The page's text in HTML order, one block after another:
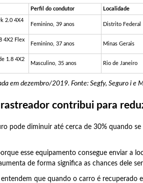
Perfil do condutor Localidade
2.0 4X4
Feminino, 39 anos Distrito Federal
4X2 Flex
Feminino, 37 anos Minas Gerais
1.8 4X2
Masculino, 35 anos Rio de Janeiro
em dezembro/2019. Fonte: Segfy, Seguro i e
contribui para
pode diminuir até cerca de 30% quando
esse equipamento consegue enviar a
de forma significa as chances dele
entendem que quando o carro é recuperado